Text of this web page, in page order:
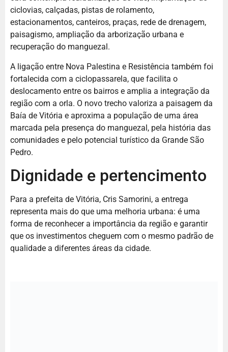
ciclovias, calçadas, pistas de rolamento,
estacionamentos, canteiros, praças, rede de drenagem,
paisagismo, ampliação da arborização urbana e
recuperação do manguezal.
A ligação entre Nova Palestina e Resistência também foi
fortalecida com a ciclopassarela, que facilita o
deslocamento entre os bairros e amplia a integração da
região com a orla. O novo trecho valoriza a paisagem da
Baía de Vitória e aproxima a população de uma área
marcada pela presença do manguezal, pela história das
comunidades e pelo potencial turístico da Grande São
Pedro.
Dignidade e pertencimento
Para a prefeita de Vitória, Cris Samorini, a entrega
representa mais do que uma melhoria urbana: é uma
forma de reconhecer a importância da região e garantir
que os investimentos cheguem com o mesmo padrão de
qualidade a diferentes áreas da cidade.